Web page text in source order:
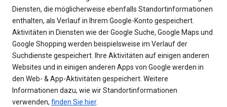
Diensten, die möglicherweise ebenfalls Standortinformationen
enthalten, als Verlauf in Ihrem Google-Konto gespeichert.
Aktivitäten in Diensten wie der Google Suche, Google Maps und
Google Shopping werden beispielsweise im Verlauf der
Suchdienste gespeichert. Ihre Aktivitäten auf einigen anderen
Websites und in einigen anderen Apps von Google werden in
den Web- & App-Aktivitäten gespeichert. Weitere
Informationen dazu, wie wir Standortinformationen
verwenden, finden Sie hier.